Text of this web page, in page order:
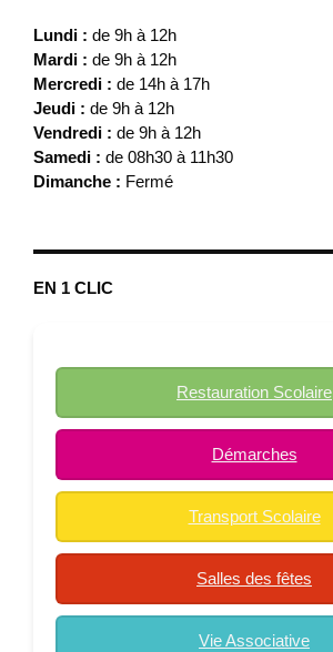
Lundi : de 9h à 12h
Mardi : de 9h à 12h
Mercredi : de 14h à 17h
Jeudi : de 9h à 12h
Vendredi : de 9h à 12h
Samedi : de 08h30 à 11h30
Dimanche : Fermé
EN 1 CLIC
Restauration Scolaire
Démarches
Transport Scolaire
Salles des fêtes
Vie Associative